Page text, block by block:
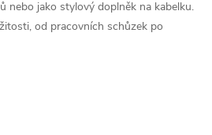
nebo jako stylový doplněk na kabelku.
od pracovních schůzek po